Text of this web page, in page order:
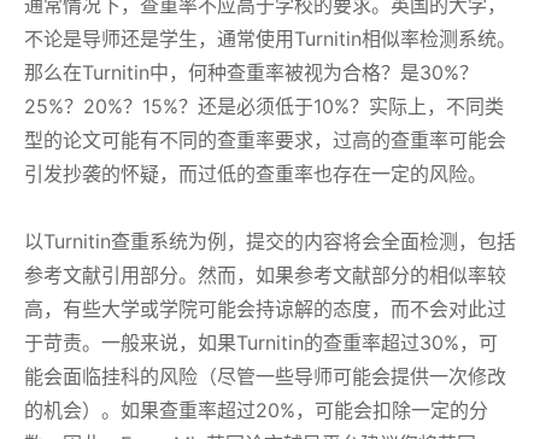
通常情况下，查重率不应高于学校的要求。英国的大学，
不论是导师还是学生，通常使用Turnitin相似率检测系统。
那么在Turnitin中，何种查重率被视为合格？是30%？
25%？20%？15%？还是必须低于10%？实际上，不同类
型的论文可能有不同的查重率要求，过高的查重率可能会
引发抄袭的怀疑，而过低的查重率也存在一定的风险。
以Turnitin查重系统为例，提交的内容将会全面检测，包括
参考文献引用部分。然而，如果参考文献部分的相似率较
高，有些大学或学院可能会持谅解的态度，而不会对此过
于苛责。一般来说，如果Turnitin的查重率超过30%，可
能会面临挂科的风险（尽管一些导师可能会提供一次修改
的机会）。如果查重率超过20%，可能会扣除一定的分